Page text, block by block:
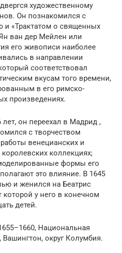
художественному
Он познакомился с
«Трактатом о священных
ван дер Мейлен или
его живописи наиболее
в направлении
соответствовал
вкусам того времени,
в его римско-
произведениях.
лет, он переехал в Мадрид ,
с творчеством
венецианских и
коллекциях;
формы его
это влияние. В 1645
и женился на Беатрис
которой у него в конечном
детей.
Национальная
Вашингтон, округ Колумбия.